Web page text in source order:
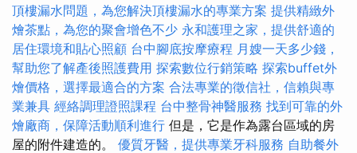
頂樓漏水問題，為您解決頂樓漏水的專業方案 提供精緻外
燴茶點，為您的聚會增色不少 永和護理之家，提供舒適的
居住環境和貼心照顧 台中腳底按摩療程 月嫂一天多少錢，
幫助您了解產後照護費用 探索數位行銷策略 探索buffet外
燴價格，選擇最適合的方案 合法專業的徵信社，信賴與專
業兼具 經絡調理證照課程 台中整骨神醫服務 找到可靠的外
燴廠商，保障活動順利進行 但是，它是作為露台區域的房
屋的附件建造的。 優質牙醫，提供專業牙科服務 自助餐外